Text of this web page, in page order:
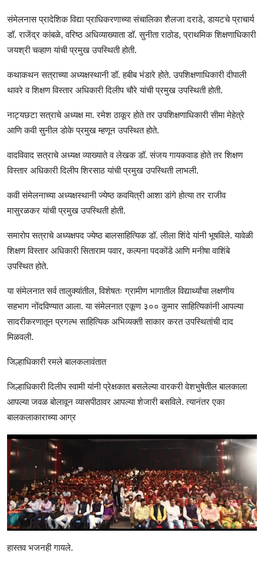
संमेलनास प्रादेशिक विद्या प्राधिकरणाच्या संचालिका शैलजा दराडे, डायटचे प्राचार्य
डॉ. राजेंद्र कांबळे, वरिष्ठ अधिव्याख्याता डॉ. सुनीता राठोड, प्राथमिक शिक्षणाधिकारी
जयश्री चव्हाण यांची प्रमुख उपस्थिती होती.
कथाकथन सत्राच्या अध्यक्षस्थानी डॉ. हबीब भंडारे होते. उपशिक्षणाधिकारी दीपाली
थावरे व शिक्षण विस्तार अधिकारी दिलीप चौरे यांची प्रमुख उपस्थिती होती.
नाट्यछटा सत्राचे अध्यक्ष मा. रमेश ठाकूर होते तर उपशिक्षणाधिकारी सीमा मेहेत्रे
आणि कवी सुनील डोके प्रमुख म्हणून उपस्थित होते.
वादविवाद सत्राचे अध्यक्ष व्याख्याते व लेखक डॉ. संजय गायकवाड होते तर शिक्षण
विस्तार अधिकारी दिलीप शिरसाठ यांची प्रमुख उपस्थिती लाभली.
कवी संमेलनाच्या अध्यक्षस्थानी ज्येष्ठ कवयित्री आशा डांगे होत्या तर राजीव
मासुरळकर यांची प्रमुख उपस्थिती होती.
समारोप सत्राचे अध्यक्षपद ज्येष्ठ बालसाहित्यिक डॉ. लीला शिंदे यांनी भूषविले. यावेळी
शिक्षण विस्तार अधिकारी सिताराम पवार, कल्पना पदकोंडे आणि मनीषा वाशिंबे
उपस्थित होते.
या संमेलनात सर्व तालुक्यांतील, विशेषतः ग्रामीण भागातील विद्यार्थ्यांचा लक्षणीय
सहभाग नोंदविण्यात आला. या संमेलनात एकूण ३०० कुमार साहित्यिकांनी आपल्या
सादरीकरणातून प्रगल्भ साहित्यिक अभिव्यक्ती साकार करत उपस्थितांची दाद
मिळवली.
जिल्हाधिकारी रमले बालकलावंतात
जिल्हाधिकारी दिलीप स्वामी यांनी प्रेक्षकात बसलेल्या वारकरी वेशभुषेतील बालकाला
आपल्या जवळ बोलावून व्यासपीठावर आपल्या शेजारी बसविले. त्यानंतर एका
बालकलाकाराच्या आग्र
हास्तव भजनही गायले.